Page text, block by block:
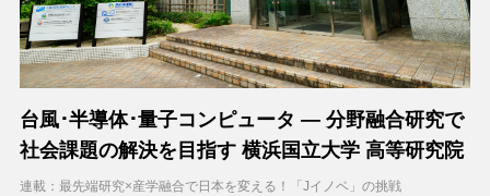
台風･半導体･量子コンピュータ ― 分野融合研究で
社会課題の解決を目指す 横浜国立大学 高等研究院
連載：最先端研究×産学融合で日本を変える！「Jイノベ」の挑戦